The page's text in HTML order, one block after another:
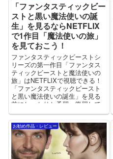
「ファンタスティックビー
ストと黒い魔法使いの誕
生」を見るならNETFLIX
で1作目「魔法使いの旅」
を見ておこう！
ファンタスティックビーストシ
リーズの第一作目「ファンタス
ティックビーストと魔法使いの
旅」はNETFLIXで視聴できる！
「ファンタスティックビースト
と黒い魔法使いの誕生」を見る
前にしっかりと予習・復習して
おきましょう！
お勧め作品・レビュー